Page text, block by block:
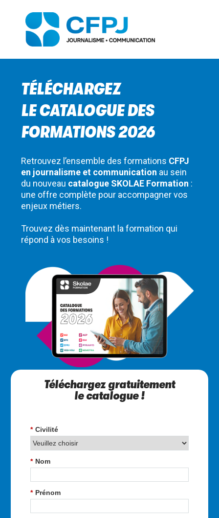
TÉLÉCHARGEZ
LE CATALOGUE DES
FORMATIONS 2026
Retrouvez l’ensemble des formations CFPJ
en journalisme et communication au sein
du nouveau catalogue SKOLAE Formation :
une offre complète pour accompagner vos
enjeux métiers.
Trouvez dès maintenant la formation qui
répond à vos besoins !
Téléchargez gratuitement
le catalogue !
* Civilité
* Nom
* Prénom